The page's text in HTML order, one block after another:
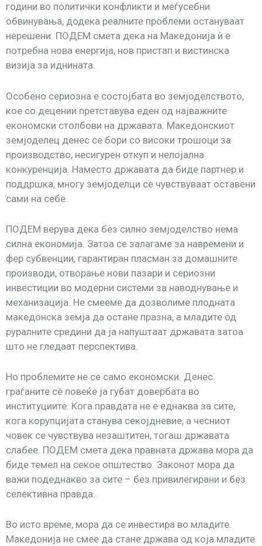
години во политички конфликти и меѓусебни
обвинувања, додека реалните проблеми остануваат
нерешени. ПОДЕМ смета дека на Македонија ѝ е
потребна нова енергија, нов пристап и вистинска
визија за иднината.
Особено сериозна е состојбата во земјоделството,
кое со децении претставува еден од најважните
економски столбови на државата. Македонскиот
земјоделец денес се бори со високи трошоци за
производство, несигурен откуп и нелојална
конкуренција. Наместо државата да биде партнер и
поддршка, многу земјоделци се чувствуваат оставени
сами на себе.
ПОДЕМ верува дека без силно земјоделство нема
силна економија. Затоа се залагаме за навремени и
фер субвенции, гарантиран пласман за домашните
производи, отворање нови пазари и сериозни
инвестиции во модерни системи за наводнување и
механизација. Не смееме да дозволиме плодната
македонска земја да остане празна, а младите од
руралните средини да ја напуштаат државата затоа
што не гледаат перспектива.
Но проблемите не се само економски. Денес
граѓаните сè повеќе ја губат довербата во
институциите. Кога правдата не е еднаква за сите,
кога корупцијата станува секојдневие, а чесниот
човек се чувствува незаштитен, тогаш државата
слабее. ПОДЕМ смета дека правната држава мора да
биде темел на секое општество. Законот мора да
важи подеднакво за сите – без привилегирани и без
селективна правда.
Во исто време, мора да се инвестира во младите.
Македонија не смее да стане држава од која младите